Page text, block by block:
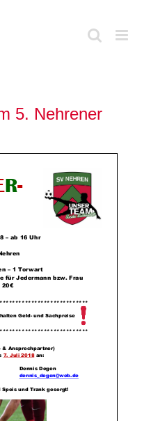
5. Nehrener